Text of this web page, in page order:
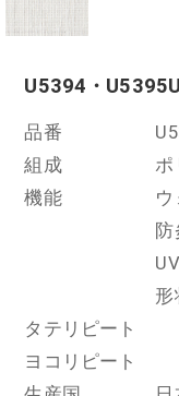
U5394・U5395
品番
組成
ポ
機能
防
形
タテリピート
ヨコリピート